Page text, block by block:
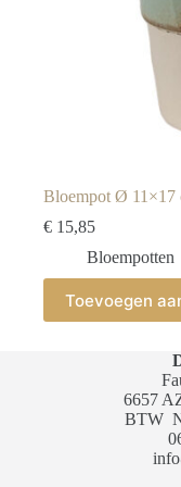
Bloempot Ø 11×17
€ 15,85
Bloempotten
Toevoegen
6657
BTW